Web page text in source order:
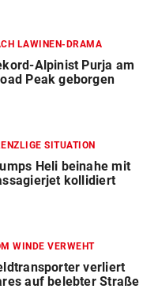
LAWINEN-DRAMA
Alpinist Purja am
Peak geborgen
SITUATION
Heli beinahe mit
kollidiert
WINDE VERWEHT
verliert
auf belebter Straße